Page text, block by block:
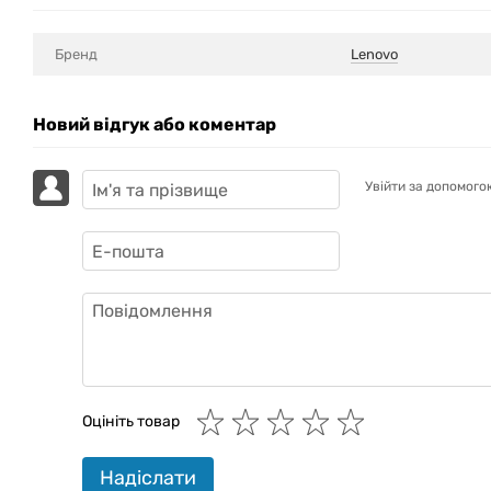
Бренд Lenovo
Новий відгук або коментар
Увійти за
Оцініть товар
Надіслати
GAZIKAI
Привіт! 👋 Я Gazik AI — допоможу
підібрати вживану комп'ютерну